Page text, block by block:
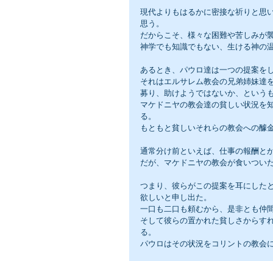
現代よりもはるかに密接な祈りと思
思う。
だからこそ、様々な困難や苦しみが
神学でも知識でもない、生ける神の
あるとき、パウロ達は一つの提案をし
それはエルサレム教会の兄弟姉妹達
募り、助けようではないか、という
マケドニヤの教会達の貧しい状況を
る。
もともと貧しいそれらの教会への醵
通常分け前といえば、仕事の報酬と
だが、マケドニヤの教会が食いつい
つまり、彼らがこの提案を耳にした
欲しいと申し出た。
一口も二口も頼むから、是非とも仲
そして彼らの置かれた貧しさからす
る。
パウロはその状況をコリントの教会